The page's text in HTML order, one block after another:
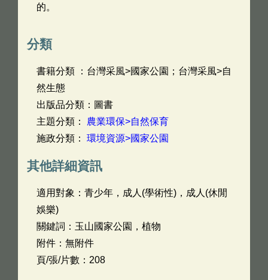
的。
分類
書籍分類 ：台灣采風>國家公園；台灣采風>自
然生態
出版品分類：圖書
主題分類： 農業環保>自然保育
施政分類： 環境資源>國家公園
其他詳細資訊
適用對象：青少年，成人(學術性)，成人(休閒
娛樂)
關鍵詞：玉山國家公園，植物
附件：無附件
頁/張/片數：208